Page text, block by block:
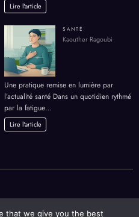
Lire l'article
SANTÉ
Kaouther Ragoubi
Une pratique remise en lumière par
l’actualité santé Dans un quotidien rythmé
par la fatigue…
Lire l'article
that we give you the best